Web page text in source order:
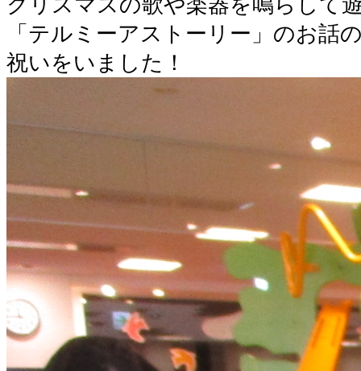
「テルミーアストーリー」のお話
祝いをいました！